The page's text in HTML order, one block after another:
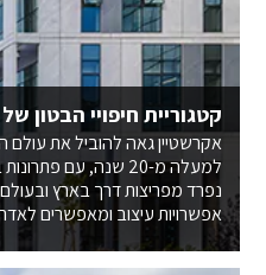
קטגוריית חיפויי הבטון
אקרשטיין גאה להוביל את עולם
למעלה מ-20 שנה, עם
נפרד מפריצות דרך בארץ
אפשרויות עיצוב ומאפשרים